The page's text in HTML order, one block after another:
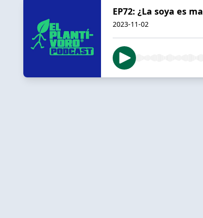
EP72: ¿La soya es
2023-11-02